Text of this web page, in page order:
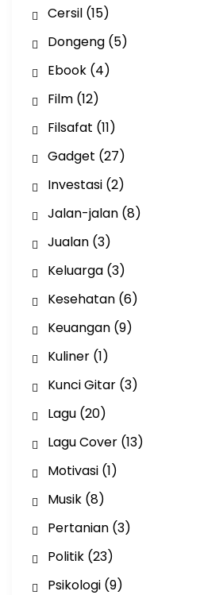
Cersil(15)
Dongeng(5)
Ebook(4)
Film(12)
Filsafat (11)
Gadget (27)
Investasi(2)
Jalan-jalan(8)
Jualan(3)
Keluarga(3)
Kesehatan(6)
Keuangan(9)
Kuliner(1)
Kunci Gitar(3)
Lagu(20)
Lagu Cover(13)
Motivasi(1)
Musik(8)
Pertanian(3)
Politik(23)
Psikologi(9)